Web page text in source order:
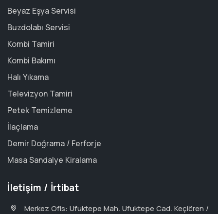
Beyaz Eşya Servisi
Buzdolabı Servisi
Kombi Tamiri
Kombi Bakımı
Halı Yıkama
Televizyon Tamiri
Petek Temizleme
İlaçlama
Demir Doğrama / Ferforje
Masa Sandalye Kiralama
İletişim / İrtibat
Merkez Ofis: Ufuktepe Mah. Ufuktepe Cad. Keçiören /